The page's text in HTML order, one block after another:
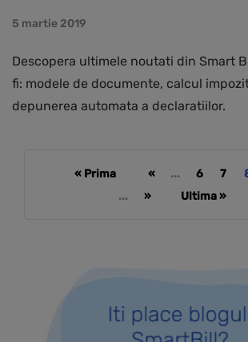
5 martie 2019
Descopera ultimele noutati din Smart
fi: modele de documente, calcul
depunerea automata a declaratiilor.
« Prima « ... 6 7
...
» Ultima »